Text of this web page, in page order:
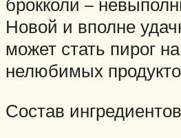
Новой и вполне
может стать пирог
нелюбимых
Состав